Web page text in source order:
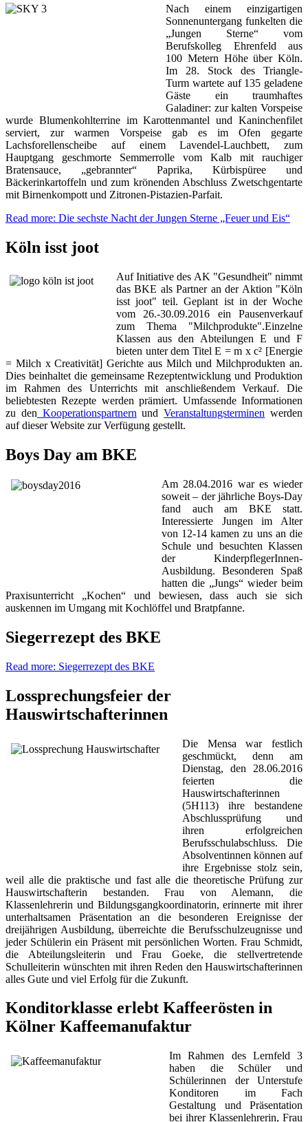
Nach einem einzigartigen
Sonnenuntergang funkelten die
„Jungen Sterne“ vom
Berufskolleg Ehrenfeld aus
100 Metern Höhe über Köln.
Im 28. Stock des Triangle-
Turm wartete auf 135 geladene
Gäste ein traumhaftes
Galadiner: zur kalten Vorspeise
wurde Blumenkohlterrine im Karottenmantel und Kaninchenfilet
serviert, zur warmen Vorspeise gab es im Ofen gegarte
Lachsforellenscheibe auf einem Lavendel-Lauchbett, zum
Hauptgang geschmorte Semmerrolle vom Kalb mit rauchiger
Bratensauce, „gebrannter“ Paprika, Kürbispüree und
Bäckerinkartoffeln und zum krönenden Abschluss Zwetschgentarte
mit Birnenkompott und Zitronen-Pistazien-Parfait.
Read more: Die sechste Nacht der Jungen Sterne „Feuer und Eis“
Köln isst joot
Auf Initiative des AK "Gesundheit" nimmt
das BKE als Partner an der Aktion "Köln
isst joot" teil. Geplant ist in der Woche
vom 26.-30.09.2016 ein Pausenverkauf
zum Thema "Milchprodukte".Einzelne
Klassen aus den Abteilungen E und F
bieten unter dem Titel E = m x c² [Energie
= Milch x Creativität] Gerichte aus Milch und Milchprodukten an.
Dies beinhaltet die gemeinsame Rezeptentwicklung und Produktion
im Rahmen des Unterrichts mit anschließendem Verkauf. Die
beliebtesten Rezepte werden prämiert. Umfassende Informationen
zu den Kooperationspartnern undVeranstaltungsterminen werden
auf dieser Website zur Verfügung gestellt.
Boys Day am BKE
Am 28.04.2016 war es wieder
soweit – der jährliche Boys-Day
fand auch am BKE statt.
Interessierte Jungen im Alter
von 12-14 kamen zu uns an die
Schule und besuchten Klassen
der KinderpflegerInnen-
Ausbildung. Besonderen Spaß
hatten die „Jungs“ wieder beim
Praxisunterricht „Kochen“ und bewiesen, dass auch sie sich
auskennen im Umgang mit Kochlöffel und Bratpfanne.
Siegerrezept des BKE
Read more: Siegerrezept des BKE
Lossprechungsfeier der
Hauswirtschafterinnen
Die Mensa war festlich
geschmückt, denn am
Dienstag, den 28.06.2016
feierten die
Hauswirtschafterinnen
(5H113) ihre bestandene
Abschlussprüfung und
ihren erfolgreichen
Berufsschulabschluss. Die
Absolventinnen können auf
ihre Ergebnisse stolz sein,
weil alle die praktische und fast alle die theoretische Prüfung zur
Hauswirtschafterin bestanden. Frau von Alemann, die
Klassenlehrerin und Bildungsgangkoordinatorin, erinnerte mit ihrer
unterhaltsamen Präsentation an die besonderen Ereignisse der
dreijährigen Ausbildung, überreichte die Berufsschulzeugnisse und
jeder Schülerin ein Präsent mit persönlichen Worten. Frau Schmidt,
die Abteilungsleiterin und Frau Goeke, die stellvertretende
Schulleiterin wünschten mit ihren Reden den Hauswirtschafterinnen
alles Gute und viel Erfolg für die Zukunft.
Konditorklasse erlebt Kaffeerösten in
Kölner Kaffeemanufaktur
Im Rahmen des Lernfeld 3
haben die Schüler und
Schülerinnen der Unterstufe
Konditoren im Fach
Gestaltung und Präsentation
bei ihrer Klassenlehrerin, Frau